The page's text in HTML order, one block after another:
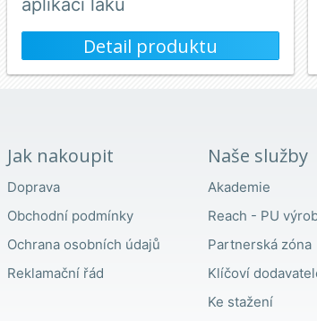
aplikací laků
Detail produktu
Jak nakoupit
Doprava
Obchodní podmínky
Ochrana osobních údajů
Reklamační řád
Naše služby
Akademie
Reach - PU
Partnerská zóna
Klíčoví
Ke stažení